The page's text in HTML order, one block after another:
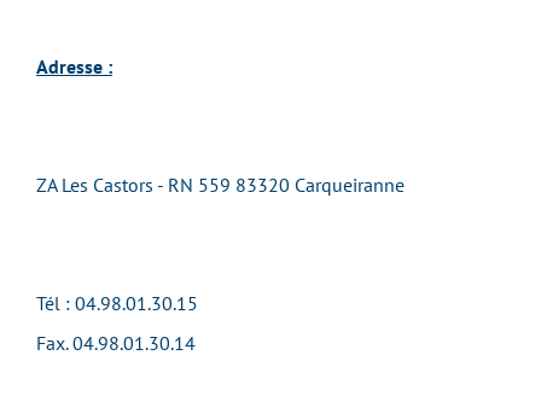
Adresse :
ZA Les Castors - RN 559 83320 Carqueiranne
Tél : 04.98.01.30.15
Fax. 04.98.01.30.14